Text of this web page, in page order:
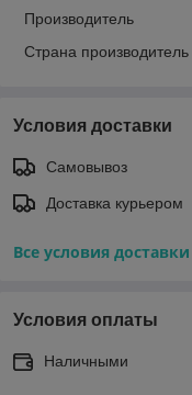
Производитель
Страна производитель
Условия доставки
Самовывоз
Доставка курьером
Все условия доставки
Условия оплаты
Наличными